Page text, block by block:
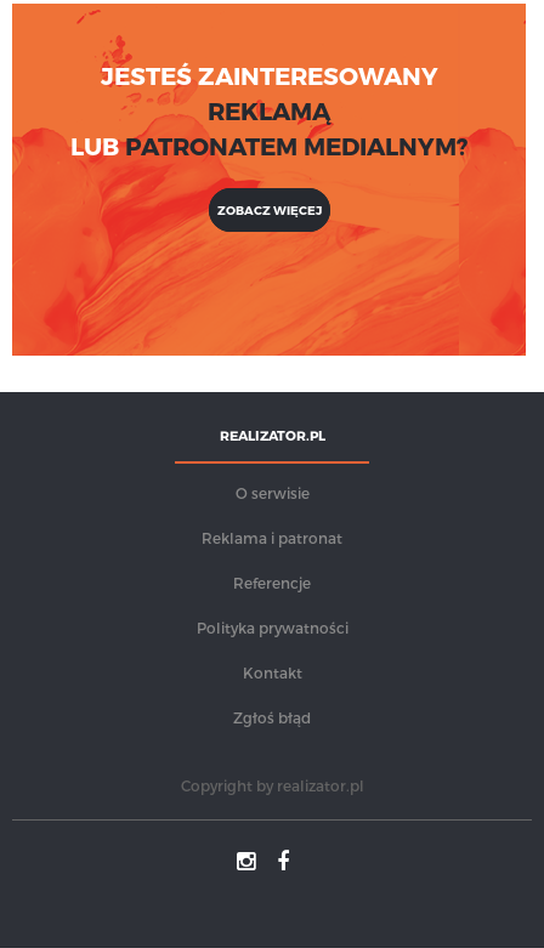
JESTEŚ ZAINTERESOWANY
REKLAMĄ
LUBPATRONATEM MEDIALNYM?
ZOBACZ WIĘCEJ
REALIZATOR.PL
O serwisie
Reklama i patronat
Referencje
Polityka prywatności
Kontakt
Zgłoś błąd
Copyright by realizator.pl